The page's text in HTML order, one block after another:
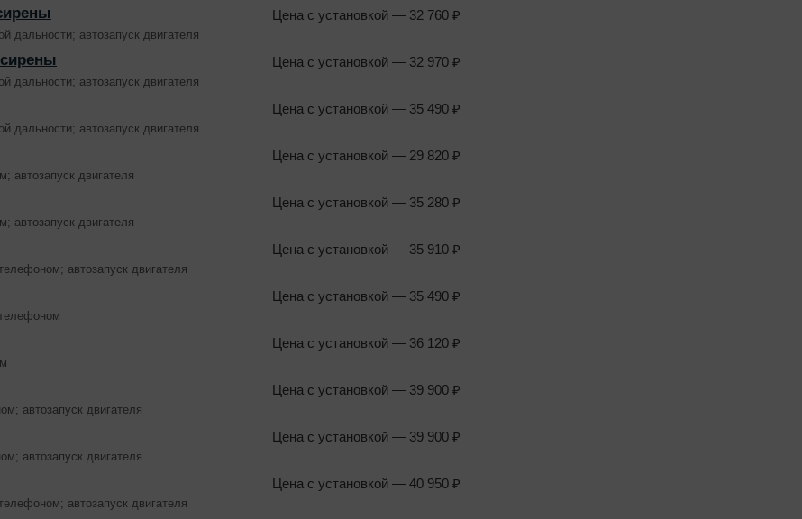
Цена с установкой — 32 760 ₽
дальности; автозапуск двигателя
Цена с установкой — 32 970 ₽
дальности; автозапуск двигателя
Цена с установкой — 35 490 ₽
дальности; автозапуск двигателя
Цена с установкой — 29 820 ₽
автозапуск двигателя
Цена с установкой — 35 280 ₽
автозапуск двигателя
Цена с установкой — 35 910 ₽
автозапуск двигателя
Цена с установкой — 35 490 ₽
Цена с установкой — 36 120 ₽
Цена с установкой — 39 900 ₽
автозапуск двигателя
Цена с установкой — 39 900 ₽
автозапуск двигателя
Цена с установкой — 40 950 ₽
автозапуск двигателя